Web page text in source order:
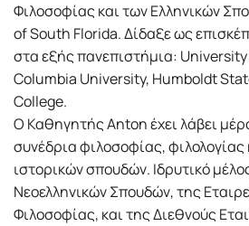
Φιλοσοφίας και των Ελληνικών
of South Florida. Δίδαξε ως
στα εξής πανεπιστήμια:
Columbia University, Humboldt
College.
Ο Καθηγητής Anton έχει λάβει
συνέδρια φιλοσοφίας, φιλολογίας
ιστορικών σπουδών. Ιδρυτικό
Νεοελληνικών Σπουδών, της
Φιλοσοφίας, και της Διεθνούς